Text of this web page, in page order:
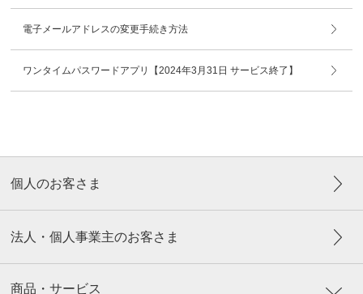
電子メールアドレスの変更手続き方法
ワンタイムパスワードアプリ【2024年3月31日 サービス終了】
個人のお客さま
法人・個人事業主のお客さま
商品・サービス